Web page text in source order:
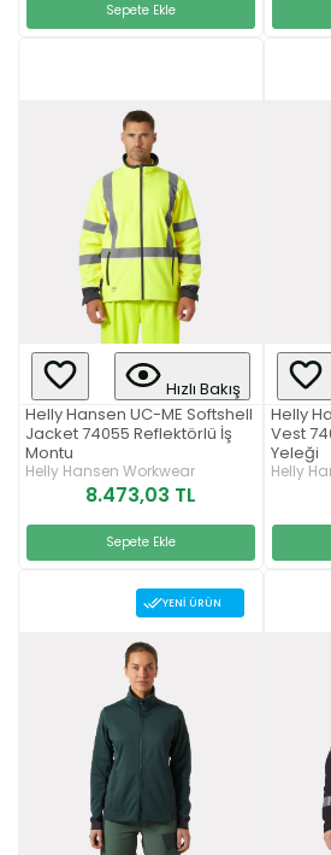
Sepete Ekle
Hızlı Bakış
Helly Hansen UC-ME Softshell
Jacket 74055 Reflektörlü İş
Montu
Helly Hansen Workwear
8.473,03 TL
Sepete Ekle
Helly
Vest
Yeleği
Helly
YENI ÜRÜN